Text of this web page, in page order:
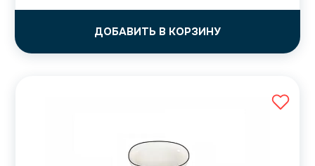
ДОБАВИТЬ В КОРЗИНУ